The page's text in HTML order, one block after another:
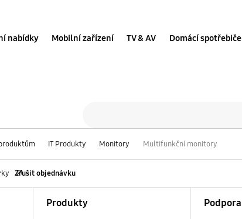
nabídky Mobilní zařízení TV & AV Domácí spotřebiče
IT Produkty Monitory Multifunkční monitory
Zrušit objednávku
Produkty Podpora